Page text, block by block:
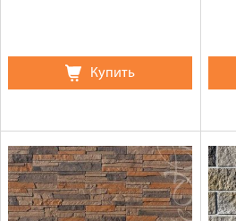
Купить